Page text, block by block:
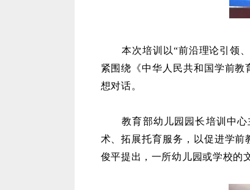
本次培训以“前沿理论引领
紧围绕《中华人民共和国学前
想对话。
教育部幼儿园园长培训中
术、拓展托育服务，以促进学
俊平提出，一所幼儿园或学校的